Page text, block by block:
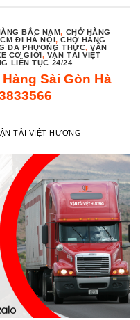
BẮC NAM, CHỞ HÀNG
ĐI HÀ NỘI,CHỞ HÀNG
ĐA PHƯƠNG THỨC,VẬN
CƠ GIỚI, VẬN TẢI VIỆT
LIÊN TỤC 24/24
Sài Gòn Hà
TẢI VIỆT HƯƠNG